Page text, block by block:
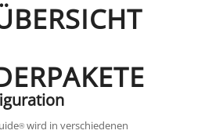
®wird in verschiedenen